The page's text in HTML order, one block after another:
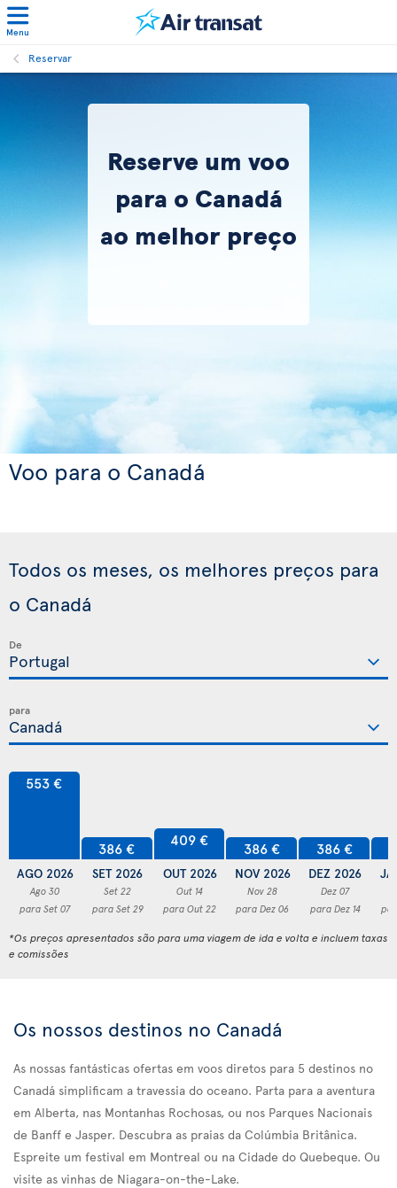
Menu
Reservar
Reserve um voo
para o Canadá
ao melhor preço
Voo para o Canadá
Todos os meses, os melhores preços para
o Canadá
De
para
553 €
AGO 2026
Ago 30
para Set 07
386 €
SET 2026
Set 22
para Set 29
409 €
OUT 2026
Out 14
para Out 22
386 €
NOV 2026
Nov 28
para Dez 06
386 €
DEZ 2026
Dez 07
para Dez 14
*Os preços apresentados são para uma viagem de ida e volta e incluem taxas
e comissões
Os nossos destinos no Canadá
As nossas fantásticas ofertas em voos diretos para 5 destinos no
Canadá simplificam a travessia do oceano. Parta para a aventura
em Alberta, nas Montanhas Rochosas, ou nos Parques Nacionais
de Banff e Jasper. Descubra as praias da Colúmbia Britânica.
Espreite um festival em Montreal ou na Cidade do Quebeque. Ou
visite as vinhas de Niagara-on-the-Lake.